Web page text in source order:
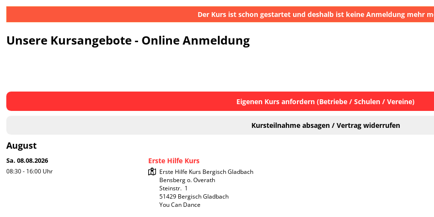
Der Kurs ist schon gestartet und deshalb ist keine Anmeldung mehr
Unsere Kursangebote - Online Anmeldung
Eigenen Kurs anfordern (Betriebe / Schulen / Vereine)
Kursteilnahme absagen / Vertrag widerrufen
August
Sa. 08.08.2026
08:30 - 16:00 Uhr
Erste Hilfe Kurs
Erste Hilfe Kurs Bergisch Gladbach
Bensberg o. Overath
Steinstr.  1
51429 Bergisch Gladbach
You Can Dance